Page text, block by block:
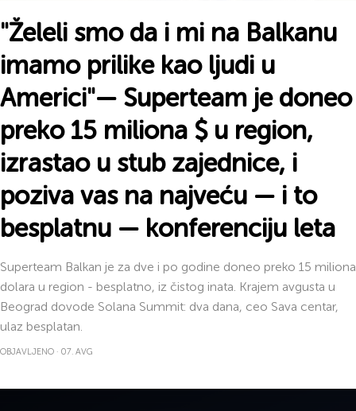
"Želeli smo da i mi na Balkanu
imamo prilikekao ljudi u
Americi"— Superteam je doneo
preko 15 miliona $u region,
izrastao u stub zajednice, i
poziva vas na najveću — i to
besplatnu — konferenciju leta
Superteam Balkan je za dve i po godine doneo preko 15 miliona
dolara u region - besplatno, iz čistog inata. Krajem avgusta u
Beograd dovode Solana Summit: dva dana, ceo Sava centar,
ulaz besplatan.
OBJAVLJENO · 07. AVG